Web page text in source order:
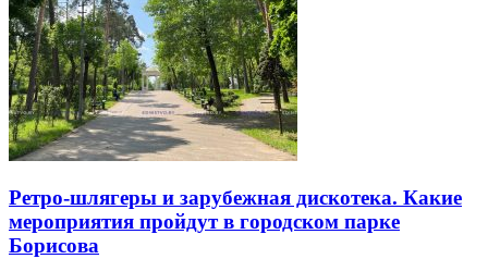
Ретро-шлягеры и зарубежная дискотека. Какие
мероприятия пройдут в городском парке
Борисова